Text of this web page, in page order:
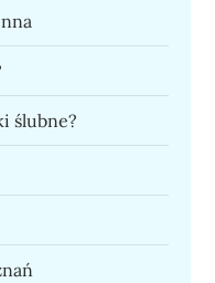
ślubne?